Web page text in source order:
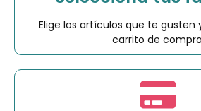
Elige los artículos que te gusten
carrito de